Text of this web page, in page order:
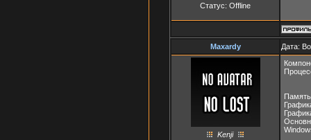
Статус: Offline
Maxardy Дата:
Kenji